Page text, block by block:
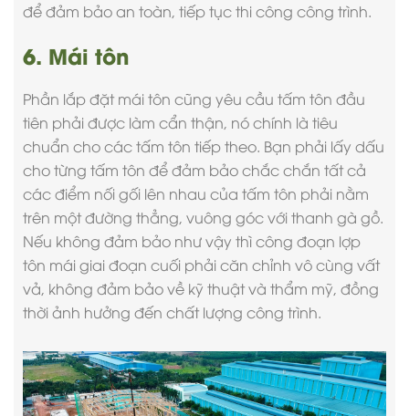
để đảm bảo an toàn, tiếp tục thi công công trình.
6. Mái tôn
Phần lắp đặt mái tôn cũng yêu cầu tấm tôn đầu
tiên phải được làm cẩn thận, nó chính là tiêu
chuẩn cho các tấm tôn tiếp theo. Bạn phải lấy dấu
cho từng tấm tôn để đảm bảo chắc chắn tất cả
các điểm nối gối lên nhau của tấm tôn phải nằm
trên một đường thẳng, vuông góc với thanh gà gồ.
Nếu không đảm bảo như vậy thì công đoạn lợp
tôn mái giai đoạn cuối phải căn chỉnh vô cùng vất
vả, không đảm bảo về kỹ thuật và thẩm mỹ, đồng
thời ảnh hưởng đến chất lượng công trình.